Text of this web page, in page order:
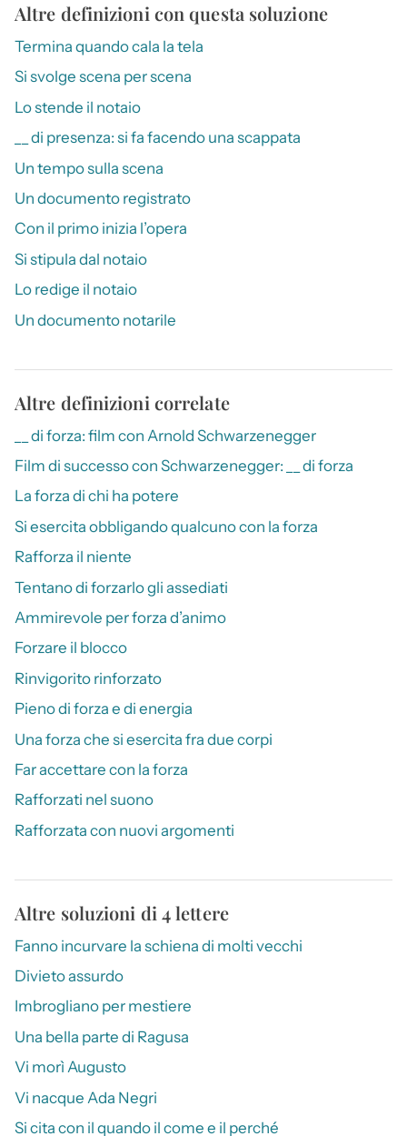
Altre definizioni con questa soluzione
Termina quando cala la tela
Si svolge scena per scena
Lo stende il notaio
__ di presenza: si fa facendo una scappata
Un tempo sulla scena
Un documento registrato
Con il primo inizia l’opera
Si stipula dal notaio
Lo redige il notaio
Un documento notarile
Altre definizioni correlate
__ di forza: film con Arnold Schwarzenegger
Film di successo con Schwarzenegger: __ di forza
La forza di chi ha potere
Si esercita obbligando qualcuno con la forza
Rafforza il niente
Tentano di forzarlo gli assediati
Ammirevole per forza d’animo
Forzare il blocco
Rinvigorito rinforzato
Pieno di forza e di energia
Una forza che si esercita fra due corpi
Far accettare con la forza
Rafforzati nel suono
Rafforzata con nuovi argomenti
Altre soluzioni di 4 lettere
Fanno incurvare la schiena di molti vecchi
Divieto assurdo
Imbrogliano per mestiere
Una bella parte di Ragusa
Vi morì Augusto
Vi nacque Ada Negri
Si cita con il quando il come e il perché